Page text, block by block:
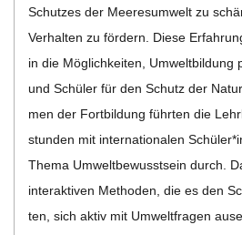
-
S
C
H
Schut­zes der Mee­res­um­welt zu
Ver­hal­ten zu för­dern. Diese
in die Mög­lich­kei­ten, Umwelt­bil­dung
und Schü­ler für den Schutz der
men der Fort­bil­dung führ­ten die
stun­den mit inter­na­tio­na­len
Thema Umwelt­be­wusst­sein durch.
inter­ak­ti­ven Metho­den, die es den
ten, sich aktiv mit Umwelt­fra­gen